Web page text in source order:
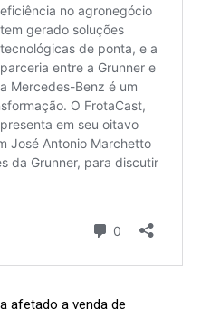
afetado a venda de